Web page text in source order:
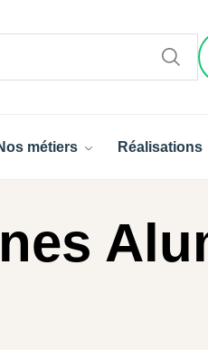
métiers Réalisations